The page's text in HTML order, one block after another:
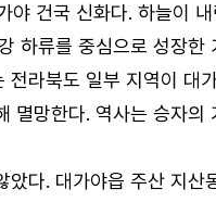
야 건국 신화다. 하늘이
하류를 중심으로 성장
전라북도 일부 지역이
멸망한다. 역사는 승자
았다. 대가야읍 주산 지